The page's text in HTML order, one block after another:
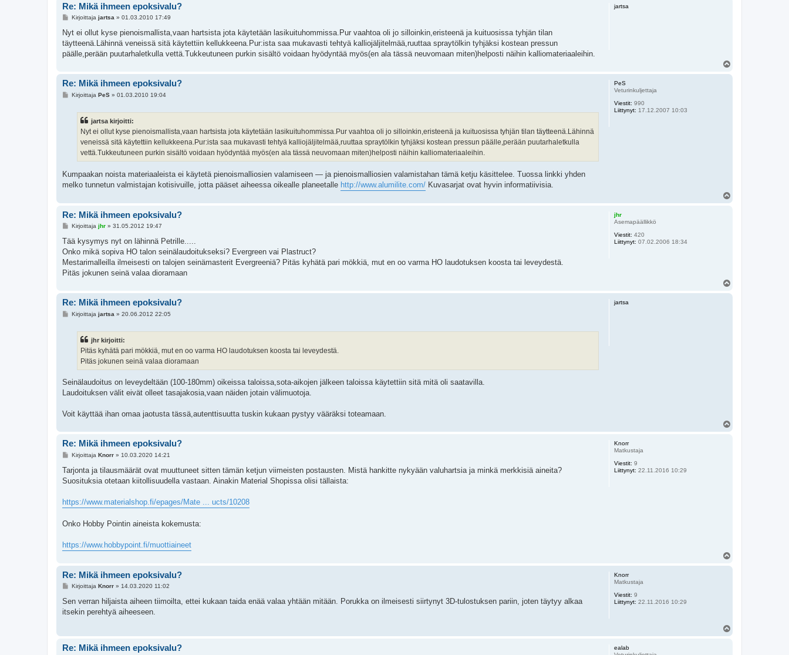
jartsa
Re: Mikä ihmeen epoksivalu?
V
e
s
t
i
Kirjoittaja jartsa» 01.03.2010 17:49
Nyt ei ollut kyse pienoismallista,vaan hartsista jota käytetään lasikuituhommissa.Pur vaahtoa oli jo silloinkin,eristeenä ja kuituosissa tyhjän tilan
täytteenä.Lähinnä veneissä sitä käytettiin kellukkeena.Pur:ista saa mukavasti tehtyä kalliojäljitelmää,ruuttaa spraytölkin tyhjäksi kostean pressun
päälle,perään puutarhaletkulla vettä.Tukkeutuneen purkin sisältö voidaan hyödyntää myös(en ala tässä neuvomaan miten)helposti näihin kalliomateriaaleihin.
PeS
Veturinkuljettaja
Viestit: 990
Liittynyt: 17.12.2007 10:03
Re: Mikä ihmeen epoksivalu?
VKirjoittaja PeS» 01.03.2010 19:04
jartsa kirjoitti:
Nyt ei ollut kyse pienoismallista,vaan hartsista jota käytetään lasikuituhommissa.Pur vaahtoa oli jo silloinkin,eristeenä ja kuituosissa tyhjän tilan täytteenä.Lähinnä
veneissä sitä käytettiin kellukkeena.Pur:ista saa mukavasti tehtyä kalliojäljitelmää,ruuttaa spraytölkin tyhjäksi kostean pressun päälle,perään puutarhaletkulla
vettä.Tukkeutuneen purkin sisältö voidaan hyödyntää myös(en ala tässä neuvomaan miten)helposti näihin kalliomateriaaleihin.
Kumpaakan noista materiaaleista ei käytetä pienoismalliosien valamiseen — ja pienoismalliosien valamistahan tämä ketju käsittelee. Tuossa linkki yhden
melko tunnetun valmistajan kotisivuille, jotta pääset aiheessa oikealle planeetalle http://www.alumilite.com/ Kuvasarjat ovat hyvin informatiivisia.
jhr
Asemapäällikkö
Viestit: 420
Liittynyt: 07.02.2006 18:34
Re: Mikä ihmeen epoksivalu?
V
e
t
i
Kirjoittaja jhr» 31.05.2012 19:47
Tää kysymys nyt on lähinnä Petrille.....
Onko mikä sopiva HO talon seinälaudoitukseksi? Evergreen vai Plastruct?
Mestarimalleilla ilmeisesti on talojen seinämasterit Evergreeniä? Pitäs kyhätä pari mökkiä, mut en oo varma HO laudotuksen koosta tai leveydestä.
Pitäs jokunen seinä valaa dioramaan
jartsa
Re: Mikä ihmeen epoksivalu?
VKirjoittaja jartsa » 20.06.2012 22:05
jhr kirjoitti:
Pitäs kyhätä pari mökkiä, mut en oo varma HO laudotuksen koosta tai leveydestä.
Pitäs jokunen seinä valaa dioramaan
Seinälaudoitus on leveydeltään (100-180mm) oikeissa taloissa,sota-aikojen jälkeen taloissa käytettiin sitä mitä oli saatavilla.
Laudoituksen välit eivät olleet tasajakosia,vaan näiden jotain välimuotoja.
Voit käyttää ihan omaa jaotusta tässä,autenttisuutta tuskin kukaan pystyy vääräksi toteamaan.
Knorr
Matkustaja
Viestit: 9
Liittynyt: 22.11.2016 10:29
Re: Mikä ihmeen epoksivalu?
V
e
t
Kirjoittaja Knorr» 10.03.2020 14:21
Tarjonta ja tilausmäärät ovat muuttuneet sitten tämän ketjun viimeisten postausten. Mistä hankitte nykyään valuhartsia ja minkä merkkisiä aineita?
Suosituksia otetaan kiitollisuudella vastaan. Ainakin Material Shopissa olisi tällaista:
https://www.materialshop.fi/epages/Mate ... ucts/10208
Onko Hobby Pointin aineista kokemusta:
https://www.hobbypoint.fi/muottiaineet
Knorr
Matkustaja
Viestit: 9
Liittynyt: 22.11.2016 10:29
Re: Mikä ihmeen epoksivalu?
V
e
t
Kirjoittaja Knorr» 14.03.2020 11:02
Sen verran hiljaista aiheen tiimoilta, ettei kukaan taida enää valaa yhtään mitään. Porukka on ilmeisesti siirtynyt 3D-tulostuksen pariin, joten täytyy alkaa
itsekin perehtyä aiheeseen.
ealab
Re: Mikä ihmeen epoksivalu?